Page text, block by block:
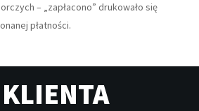
– „zapłacono” drukowało się
płatności.